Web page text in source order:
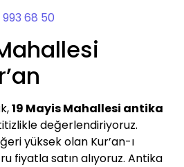
993 68 50
19 Mayis Mahallesi antika
değerlendiriyoruz.
yüksek olan Kur’an-ı
fiyatla satın alıyoruz. Antika